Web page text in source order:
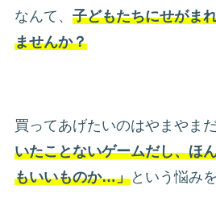
なんて、 子どもたちにせがま
ませんか？
買ってあげたいのはやまやまだ
いたことないゲームだし、ほ
もいいものか…」という悩み